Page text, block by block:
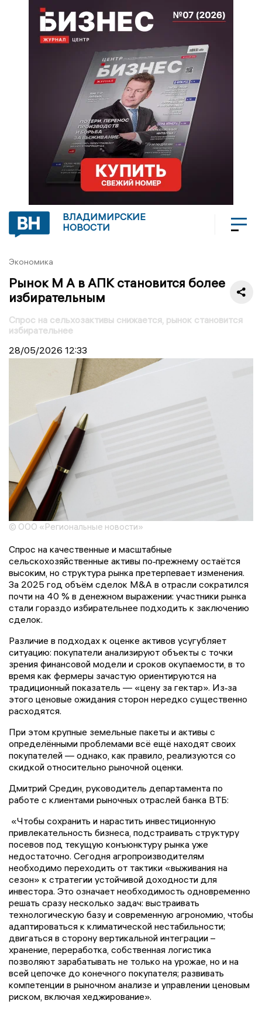
ВЛАДИМИРСКИЕ
НОВОСТИ
Экономика
Рынок M A в АПК становится более
избирательным
Спрос на сельхозактивы снижается, рынок становится
избирательнее
28/05/2026 12:33
© ООО «Региональные новости»
Спрос на качественные и масштабные
сельскохозяйственные активы по‑прежнему остаётся
высоким, но структура рынка претерпевает изменения.
За 2025 год объём сделок M&A в отрасли сократился
почти на 40 % в денежном выражении: участники рынка
стали гораздо избирательнее подходить к заключению
сделок.
Различие в подходах к оценке активов усугубляет
ситуацию: покупатели анализируют объекты с точки
зрения финансовой модели и сроков окупаемости, в то
время как фермеры зачастую ориентируются на
традиционный показатель — «цену за гектар». Из‑за
этого ценовые ожидания сторон нередко существенно
расходятся.
При этом крупные земельные пакеты и активы с
определёнными проблемами всё ещё находят своих
покупателей — однако, как правило, реализуются со
скидкой относительно рыночной оценки.
Дмитрий Средин, руководитель департамента по
работе с клиентами рыночных отраслей банка ВТБ:
«Чтобы сохранить и нарастить инвестиционную
привлекательность бизнеса, подстраивать структуру
посевов под текущую конъюнктуру рынка уже
недостаточно. Сегодня агропроизводителям
необходимо переходить от тактики «выживания на
сезон» к стратегии устойчивой доходности для
инвестора. Это означает необходимость одновременно
решать сразу несколько задач: выстраивать
технологическую базу и современную агрономию, чтобы
адаптироваться к климатической нестабильности;
двигаться в сторону вертикальной интеграции –
хранение, переработка, собственная логистика
позволяют зарабатывать не только на урожае, но и на
всей цепочке до конечного покупателя; развивать
компетенции в рыночном анализе и управлении ценовым
риском, включая хеджирование».